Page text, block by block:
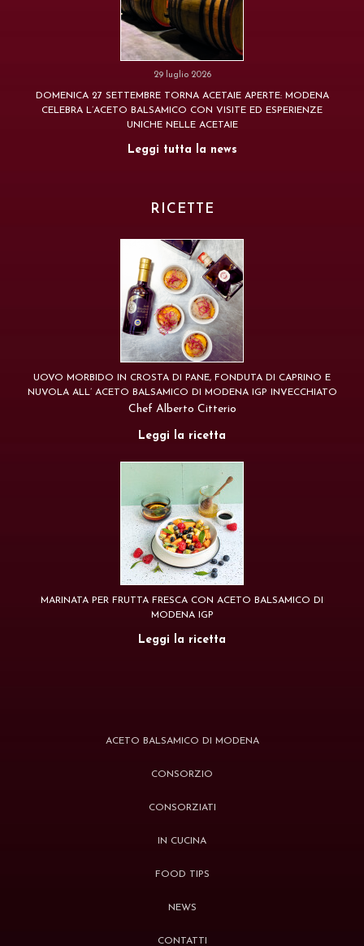
29 luglio 2026
DOMENICA 27 SETTEMBRE TORNA ACETAIE APERTE: MODENA
CELEBRA L’ACETO BALSAMICO CON VISITE ED ESPERIENZE
UNICHE NELLE ACETAIE
Leggi tutta la news
RICETTE
UOVO MORBIDO IN CROSTA DI PANE, FONDUTA DI CAPRINO E
NUVOLA ALL’ ACETO BALSAMICO DI MODENA IGP INVECCHIATO
Chef Alberto Citterio
Leggi la ricetta
MARINATA PER FRUTTA FRESCA CON ACETO BALSAMICO DI
MODENA IGP
Leggi la ricetta
ACETO BALSAMICO DI MODENA
CONSORZIO
CONSORZIATI
IN CUCINA
FOOD TIPS
NEWS
CONTATTI